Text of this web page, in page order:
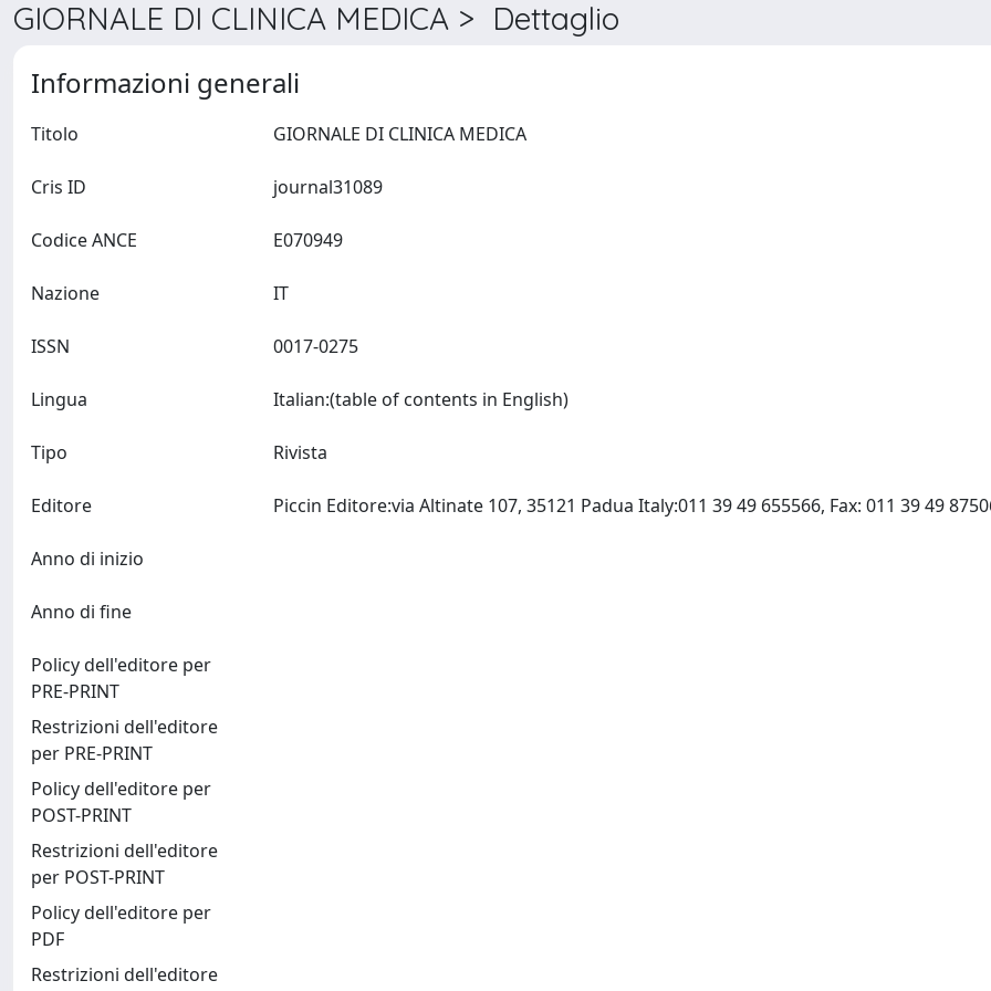
GIORNALE DI CLINICA MEDICA > Dettaglio
Informazioni generali
Titolo
Cris ID
Codice ANCE
Nazione
ISSN
Lingua
Tipo Rivista
Editore
Anno di inizio
Anno di fine
Policy dell'editore per
PRE-PRINT
Restrizioni dell'editore
per PRE-PRINT
Policy dell'editore per
POST-PRINT
Restrizioni dell'editore
per POST-PRINT
Policy dell'editore per
PDF
Restrizioni dell'editore